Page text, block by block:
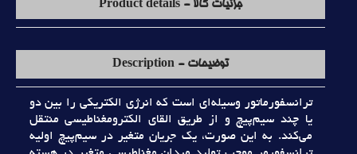
جزئیات کالا - Product details
توضیحات - Description
ترانسفورماتور وسيله‌اي است که انرژي الکتريکي را بين دو
يا چند سيم‌پيچ و از طريق القاي الکترومغناطيسي منتقل
مي‌کند. به اين صورت، يک جريان متغير در سيم‌پيچ اوليه